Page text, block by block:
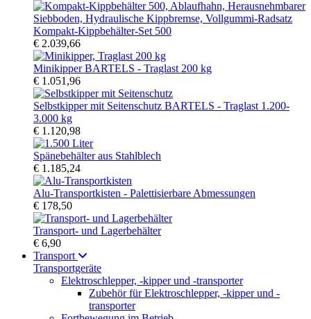
Kompakt-Kippbehälter-Set 500
€ 2.039,66
Minikipper BARTELS - Traglast 200 kg
€ 1.051,96
Selbstkipper mit Seitenschutz BARTELS - Traglast 1.200-
3.000 kg
€ 1.120,98
Spänebehälter aus Stahlblech
€ 1.185,24
Alu-Transportkisten - Palettisierbare Abmessungen
€ 178,50
Transport- und Lagerbehälter
€ 6,90
Transport
Transportgeräte
Elektroschlepper, -kipper und -transporter
Zubehör für Elektroschlepper, -kipper und -
transporter